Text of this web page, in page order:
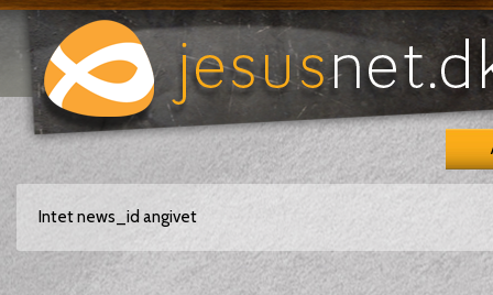
Intet news_id angivet